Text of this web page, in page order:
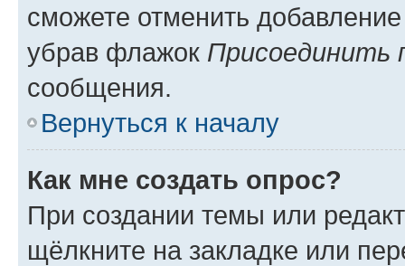
сможете отменить
убрав флажок Присоединить
сообщения.
Вернуться к началу
Как мне создать опрос?
При создании темы или
щёлкните на закладке или